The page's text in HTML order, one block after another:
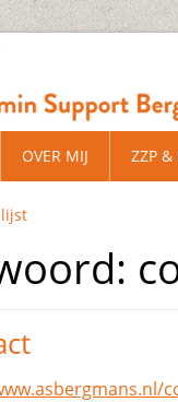
OVER MIJ ZZP &